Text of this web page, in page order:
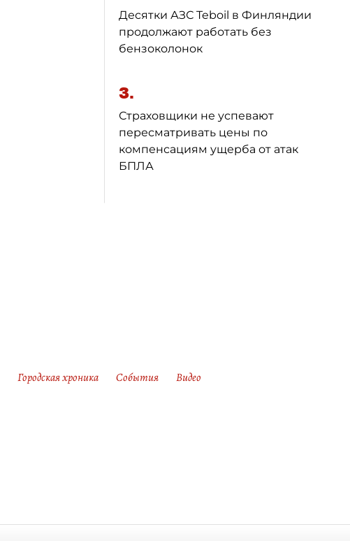
Десятки АЗС Teboil в Финляндии
продолжают работать без
бензоколонок
3.
Страховщики не успевают
пересматривать цены по
компенсациям ущерба от атак
БПЛА
Городская хроника События
Видео